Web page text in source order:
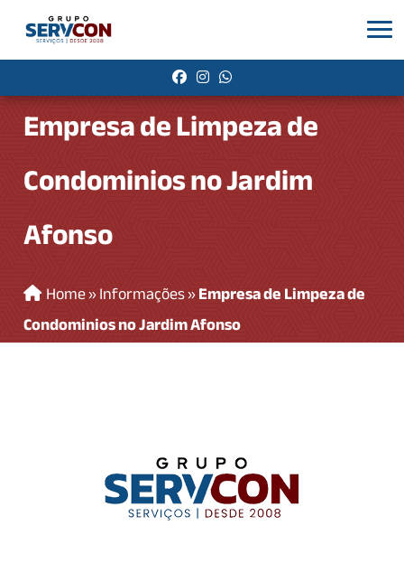
Empresa de Limpeza de
Condominios no Jardim
Afonso
Home»Informações»Empresa de Limpeza de
Condominios no Jardim Afonso